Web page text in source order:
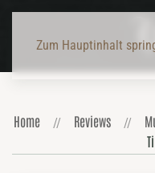
Zum Hauptinhalt
Home Reviews